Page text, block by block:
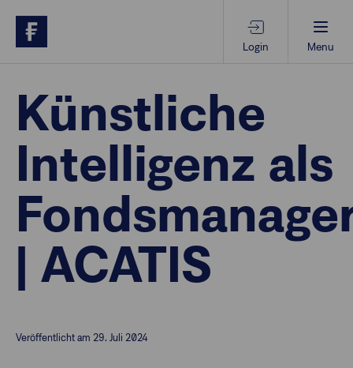
Login Menu
Anlagethemen
Anlagestrategien
Geschäftserfolg
Künstliche
Intelligenz als
| ACATIS
Veröffentlicht am 29. Juli 2024